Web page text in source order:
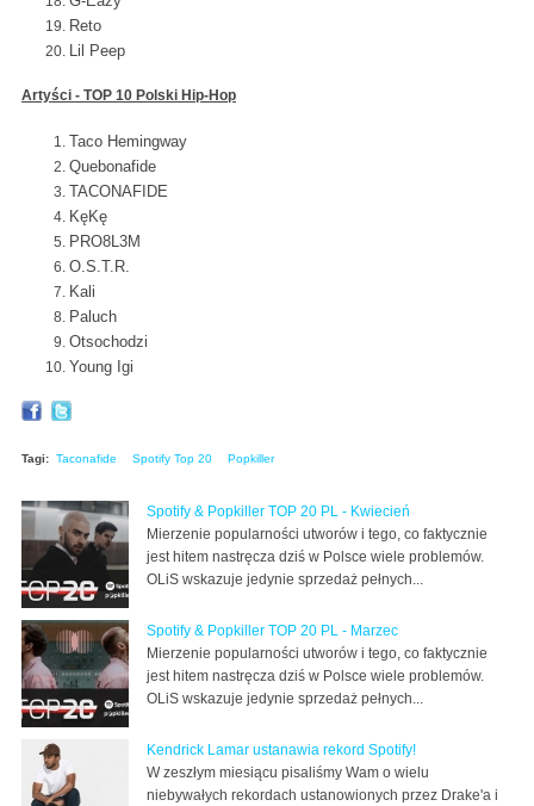
Reto
Lil Peep
Artyści - TOP 10 Polski Hip-Hop
Taco Hemingway
Quebonafide
TACONAFIDE
KęKę
PRO8L3M
O.S.T.R.
Kali
Paluch
Otsochodzi
Young Igi
Tagi: Taconafide Spotify Top 20 Popkiller
Spotify & Popkiller TOP 20 PL - Kwiecień
Mierzenie popularności utworów i tego, co faktycznie
jest hitem nastręcza dziś w Polsce wiele problemów.
OLiS wskazuje jedynie sprzedaż pełnych...
Spotify & Popkiller TOP 20 PL - Marzec
Mierzenie popularności utworów i tego, co faktycznie
jest hitem nastręcza dziś w Polsce wiele problemów.
OLiS wskazuje jedynie sprzedaż pełnych...
Kendrick Lamar ustanawia rekord Spotify!
W zeszłym miesiącu pisaliśmy Wam o wielu
niebywałych rekordach ustanowionych przez Drake'a i